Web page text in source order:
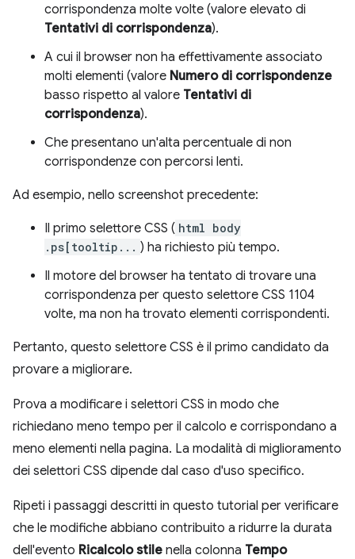
corrispondenza molte volte (valore elevato di
Tentativi di corrispondenza).
A cui il browser non ha effettivamente associato
molti elementi (valore Numero di corrispondenze
basso rispetto al valore Tentativi di
corrispondenza).
Che presentano un'alta percentuale di non
corrispondenze con percorsi lenti.
Ad esempio, nello screenshot precedente:
Il primo selettore CSS ( html body
.ps[tooltip... ) ha richiesto più tempo.
Il motore del browser ha tentato di trovare una
corrispondenza per questo selettore CSS 1104
volte, ma non ha trovato elementi corrispondenti.
Pertanto, questo selettore CSS è il primo candidato da
provare a migliorare.
Prova a modificare i selettori CSS in modo che
richiedano meno tempo per il calcolo e corrispondano a
meno elementi nella pagina. La modalità di miglioramento
dei selettori CSS dipende dal caso d'uso specifico.
Ripeti i passaggi descritti in questo tutorial per verificare
che le modifiche abbiano contribuito a ridurre la durata
dell'evento Ricalcolo stile nella colonna Tempo